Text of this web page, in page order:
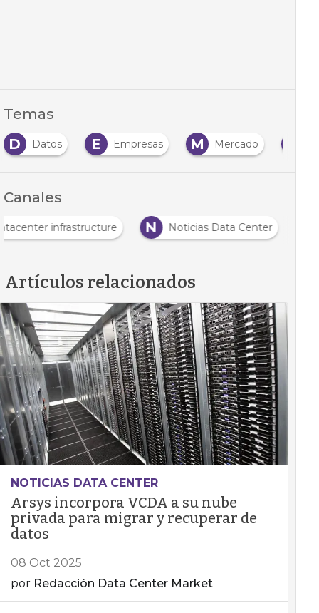
Temas
D Datos E Empresas M Mercado
Canales
infrastructure N Noticias Data Center
Artículos relacionados
NOTICIAS DATA CENTER
Arsys incorpora VCDA a su nube
privada para migrar y recuperar de
datos
08 Oct 2025
por Redacción Data Center Market